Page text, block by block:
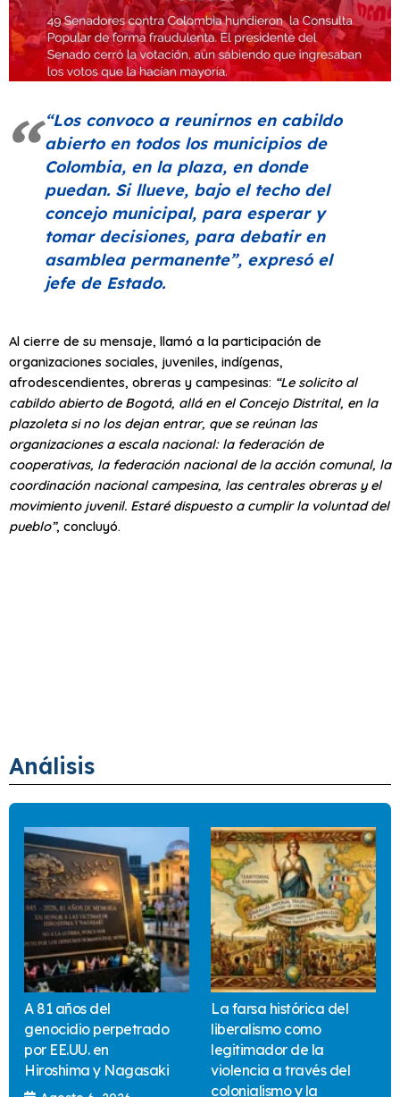
“Los convoco a reunirnos en cabildo
abierto en todos los municipios de
Colombia, en la plaza, en donde
puedan. Si llueve, bajo el techo del
concejo municipal, para esperar y
tomar decisiones, para debatir en
asamblea permanente”, expresó el
jefe de Estado.
Al cierre de su mensaje, llamó a la participación de
organizaciones sociales, juveniles, indígenas,
afrodescendientes, obreras y campesinas: “Le solicito al
cabildo abierto de Bogotá, allá en el Concejo Distrital, en la
plazoleta si no los dejan entrar, que se reúnan las
organizaciones a escala nacional: la federación de
cooperativas, la federación nacional de la acción comunal, la
coordinación nacional campesina, las centrales obreras y el
movimiento juvenil. Estaré dispuesto a cumplir la voluntad del
pueblo”, concluyó.
Análisis
A 81 años del
genocidio perpetrado
por EE.UU. en
Hiroshima y Nagasaki
La farsa histórica del
liberalismo como
legitimador de la
violencia a través del
colonialismo y la